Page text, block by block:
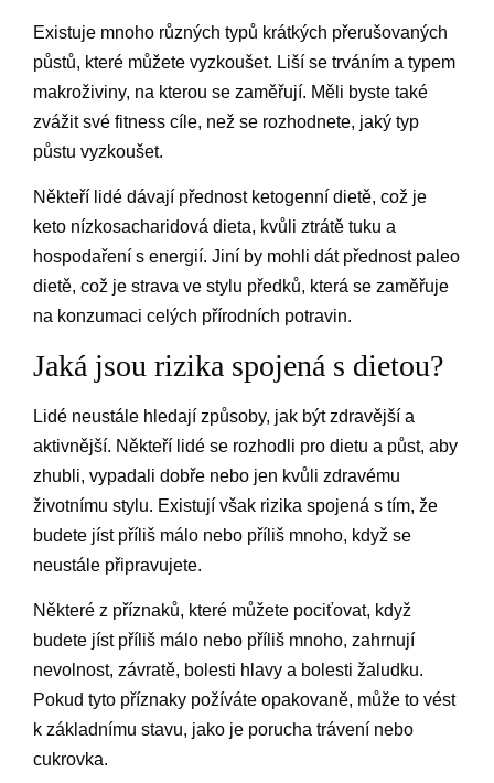
Existuje mnoho různých typů krátkých přerušovaných
půstů, které můžete vyzkoušet. Liší se trváním a typem
makroživiny, na kterou se zaměřují. Měli byste také
zvážit své fitness cíle, než se rozhodnete, jaký typ
půstu vyzkoušet.
Někteří lidé dávají přednost ketogenní dietě, což je
keto nízkosacharidová dieta, kvůli ztrátě tuku a
hospodaření s energií. Jiní by mohli dát přednost paleo
dietě, což je strava ve stylu předků, která se zaměřuje
na konzumaci celých přírodních potravin.
Jaká jsou rizika spojená s dietou?
Lidé neustále hledají způsoby, jak být zdravější a
aktivnější. Někteří lidé se rozhodli pro dietu a půst, aby
zhubli, vypadali dobře nebo jen kvůli zdravému
životnímu stylu. Existují však rizika spojená s tím, že
budete jíst příliš málo nebo příliš mnoho, když se
neustále připravujete.
Některé z příznaků, které můžete pociťovat, když
budete jíst příliš málo nebo příliš mnoho, zahrnují
nevolnost, závratě, bolesti hlavy a bolesti žaludku.
Pokud tyto příznaky požíváte opakovaně, může to vést
k základnímu stavu, jako je porucha trávení nebo
cukrovka.